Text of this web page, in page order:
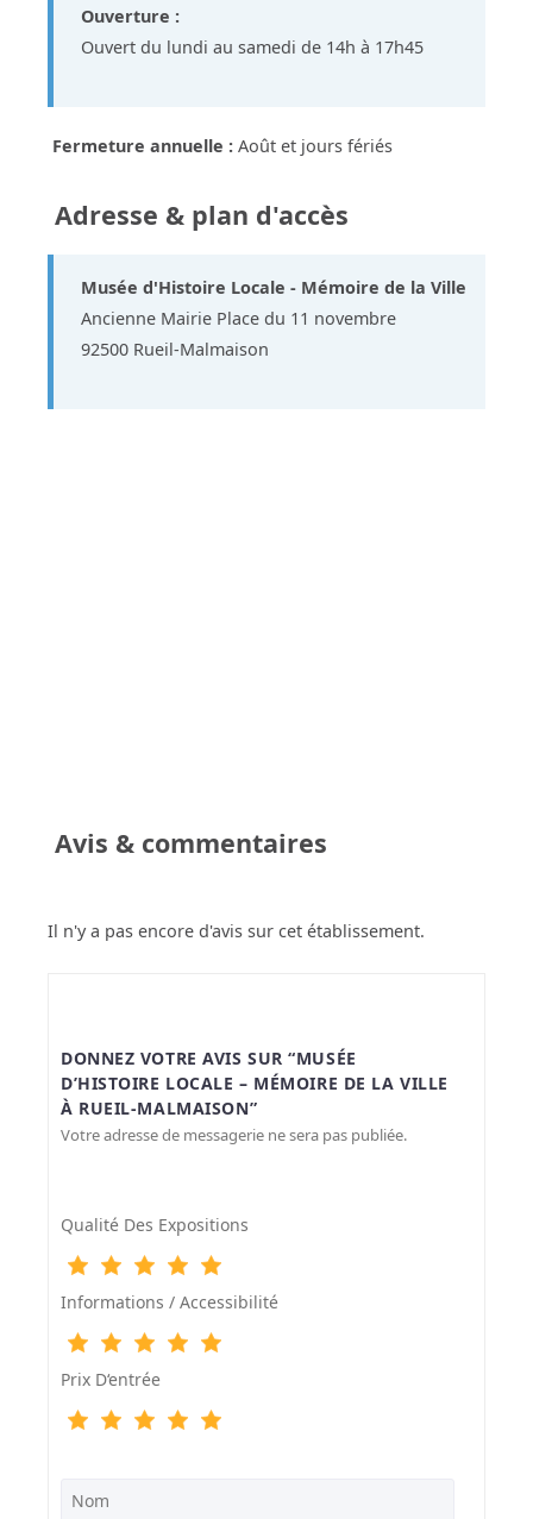
Ouverture :
Ouvert du lundi au samedi de 14h à 17h45
Fermeture annuelle : Août et jours fériés
Adresse & plan d'accès
Musée d'Histoire Locale - Mémoire de la Ville
Ancienne Mairie Place du 11 novembre
92500 Rueil-Malmaison
Avis & commentaires
Il n'y a pas encore d'avis sur cet établissement.
DONNEZ VOTRE AVIS SUR “MUSÉE
D’HISTOIRE LOCALE – MÉMOIRE DE LA VILLE
À RUEIL-MALMAISON”
Votre adresse de messagerie ne sera pas publiée.
Qualité Des Expositions
Informations / Accessibilité
Prix D‘entrée